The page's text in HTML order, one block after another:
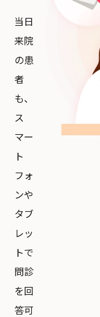
当日
来院
の患
者
も、
ス
マー
ト
フォ
ンや
タブ
レッ
トで
問診
を回
答可